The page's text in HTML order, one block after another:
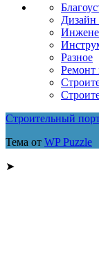
Дизайн
Разное
Ремонт
Строительный
Тема от WP Puzzle
➤